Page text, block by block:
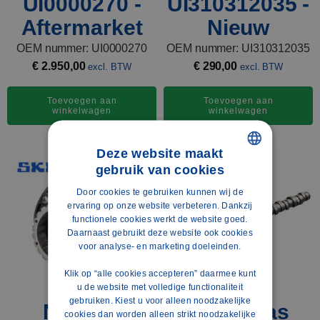
Aftermarket
OEM nummer: UI0000270
€ 2.950,00 excl. BTW
Toevoegen aan
winkelwagen
Nieuw
OEM nummer: UI310312035
€290,00 excl. BTW
Toevoegen aan
winkelwagen
Naafset
Nokkenas
DUTCH
POLISH
ENGLISH
FRENCH
SPANISH
GERMAN
Deze website maakt
gebruik van cookies
Door cookies te gebruiken kunnen wij de
ervaring op onze website verbeteren. Dankzij
functionele cookies werkt de website goed.
Daarnaast gebruikt deze website ook cookies
voor analyse- en marketing doeleinden.
Klik op “alle cookies accepteren” daarmee kunt
u de website met volledige functionaliteit
gebruiken. Kiest u voor alleen noodzakelijke
cookies dan worden alleen strikt noodzakelijke